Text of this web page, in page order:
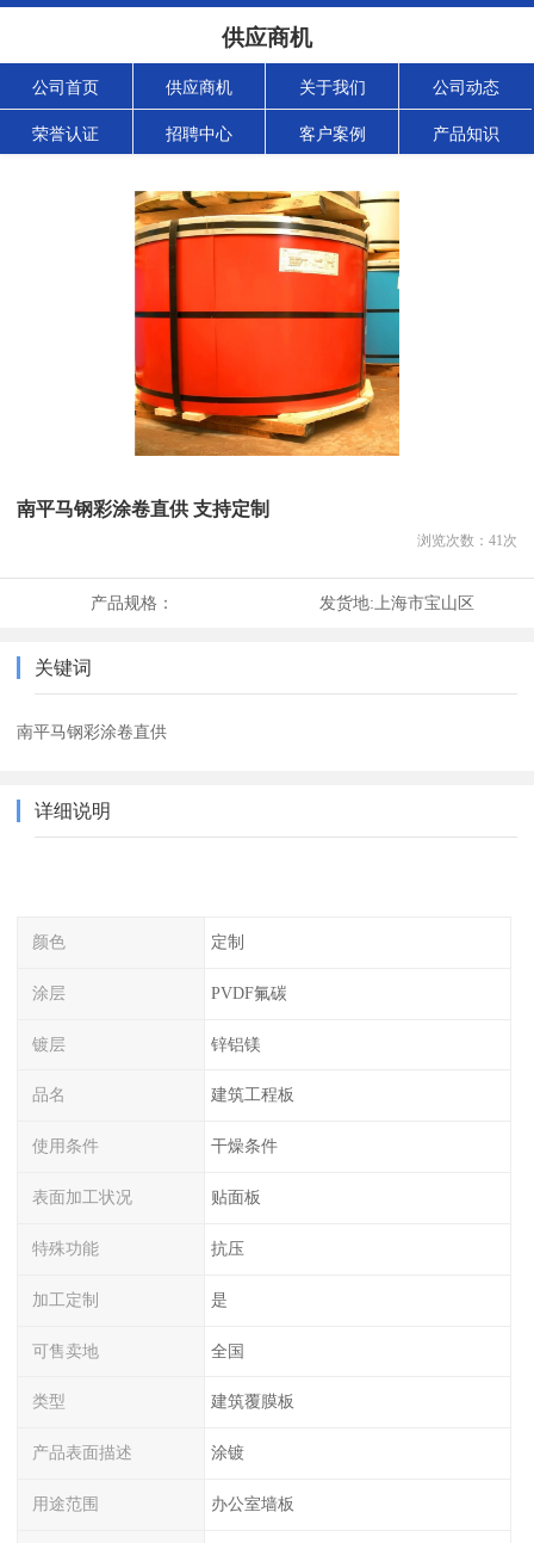
供应商机
公司首页 供应商机 关于我们 公司动态
荣誉认证 招聘中心 客户案例 产品知识
南平马钢彩涂卷直供 支持定制
浏览次数： 41次
产品规格： 发货地: 上海市宝山区
关键词
南平马钢彩涂卷直供
详细说明
颜色 定制
涂层 PVDF氟碳
镀层 锌铝镁
品名 建筑工程板
使用条件 干燥条件
表面加工状况 贴面板
特殊功能 抗压
加工定制 是
可售卖地 全国
类型 建筑覆膜板
产品表面描述 涂镀
用途范围 办公室墙板